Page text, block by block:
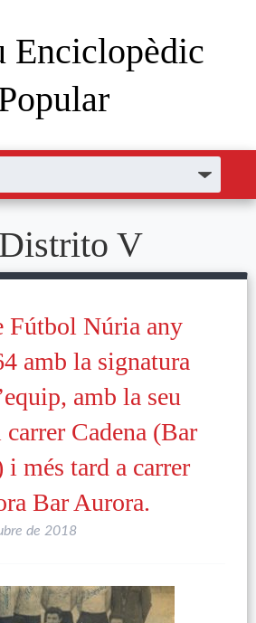
Enciclopèdic
Distrito V
Fútbol Núria any
amb la signatura
amb la seu
Cadena (Bar
i més tard a carrer
Bar Aurora.
de 2018